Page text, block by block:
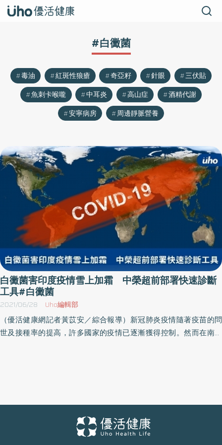
#白黴菌
毒油 紅斑性狼瘡 奇亞籽 針眼
三伏貼
魚刺卡喉嚨
中耳炎 高山症
酒精代謝
安寧病房
周邊靜脈營養
白黴菌害印度疫情雪上加霜 中榮超前部署快速診斷
工具#白黴菌
2021/06/28 Uho編輯部
（優活健康網記者黃苡安／綜合報導）新冠肺炎疫情隨著疫苗的問
世及接種率的提高，許多國家的疫情已逐漸獲得控制。然而在南亞
感染症）。造成白黴菌症之主要感染黴菌為白黴菌門
（Mucoromycota），其中包含大家比較常聽到的麵包霉